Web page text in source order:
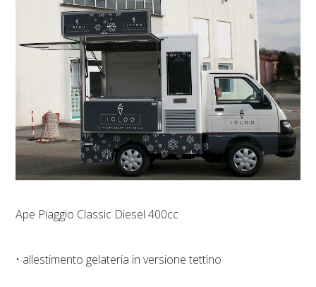
Ape Piaggio Classic Diesel 400cc
• allestimento gelateria in versione tettino